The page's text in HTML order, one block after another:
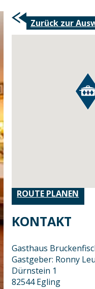
Zurück zur
ROUTE PLANEN
KONTAKT
Gasthaus
Gastgeber: Ronny
Dürnstein 1
82544 Egling